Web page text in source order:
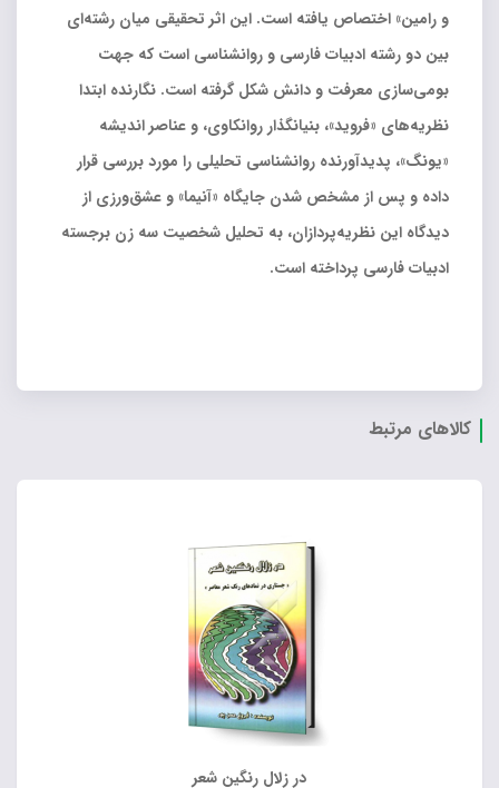
و رامین» اختصاص یافته است. این اثر تحقیقی میان رشته‌ای
بین دو رشته ادبیات فارسی و روانشناسی است که جهت
بومی‌سازی معرفت و دانش شکل گرفته است. نگارنده ابتدا
نظریه‌های «فروید»، بنیانگذار روانکاوی، و عناصر اندیشه
«یونگ»، پدیدآورنده روانشناسی تحلیلی را مورد بررسی قرار
داده و پس از مشخص شدن جایگاه «آنیما» و عشق‌ورزی از
دیدگاه این نظریه‌پردازان، به تحلیل شخصیت سه زن برجسته
ادبیات فارسی پرداخته است.
کالاهای مرتبط
در زلال رنگین شعر